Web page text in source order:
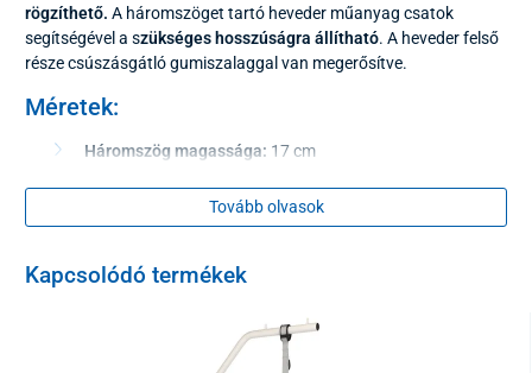
rögzíthető. A háromszöget tartó heveder műanyag csatok
segítségével a szükséges hosszúságra állítható. A heveder felső
része csúszásgátló gumiszalaggal van megerősítve.
Méretek:
Háromszög magassága: 17 cm
25 cm
Maximális pánthossz:
Tovább olvasok
Kapcsolódó termékek